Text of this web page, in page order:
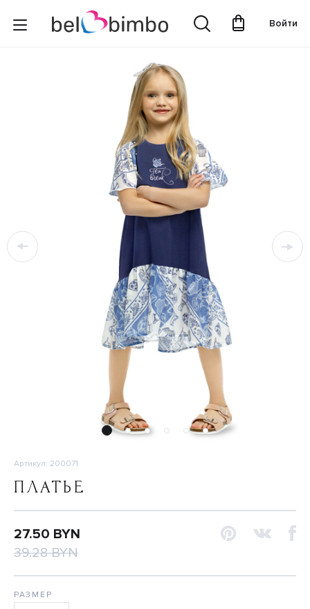
Войти
Артикул: 200071
ПЛАТЬЕ
27.50 BYN
39.28 BYN
РАЗМЕР